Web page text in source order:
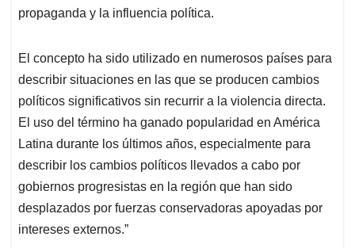
propaganda y la influencia política.
El concepto ha sido utilizado en numerosos países para
describir situaciones en las que se producen cambios
políticos significativos sin recurrir a la violencia directa.
El uso del término ha ganado popularidad en América
Latina durante los últimos años, especialmente para
describir los cambios políticos llevados a cabo por
gobiernos progresistas en la región que han sido
desplazados por fuerzas conservadoras apoyadas por
intereses externos.”